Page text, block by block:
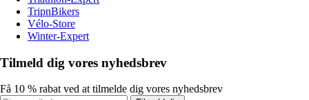
TripnBikers
Vélo-Store
Winter-Expert
Tilmeld dig vores nyhedsbrev
Få 10 % rabat ved at tilmelde dig vores nyhedsbrev